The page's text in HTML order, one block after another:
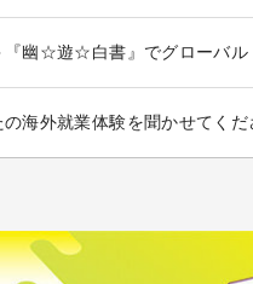
『幽☆遊☆白書』でグローバル
の海外就業体験を聞かせてく